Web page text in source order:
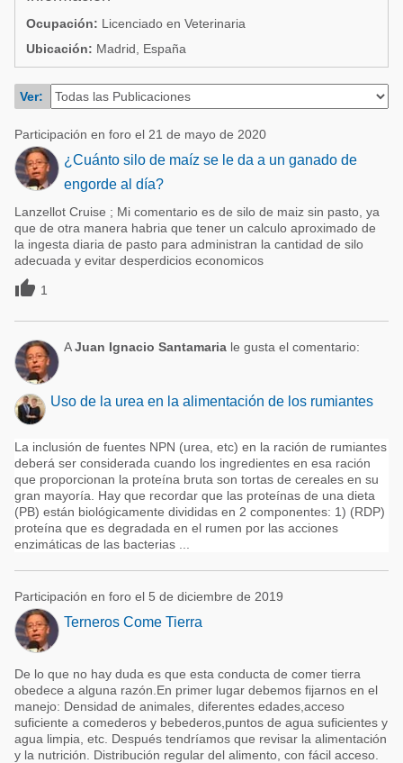
Micotoxinas
Avicultura
Porcicultura
Lechería
Balanceados - Piensos
Comunidades en portugués
Micotoxinas
Avicultura
Ganadería
Lechería
Ocupación: Licenciado en Veterinaria
Ubicación: Madrid, España
Ver:
Participación en foro el 21 de mayo de 2020
¿Cuánto silo de maíz se le da a un ganado de
engorde al día?
Lanzellot Cruise ; Mi comentario es de silo de maiz sin pasto, ya
que de otra manera habria que tener un calculo aproximado de
la ingesta diaria de pasto para administran la cantidad de silo
adecuada y evitar desperdicios economicos
 1
AJuan Ignacio Santamaria le gusta el comentario:
Uso de la urea en la alimentación de los rumiantes
La inclusión de fuentes NPN (urea, etc) en la ración de rumiantes
deberá ser considerada cuando los ingredientes en esa ración
que proporcionan la proteína bruta son tortas de cereales en su
gran mayoría. Hay que recordar que las proteínas de una dieta
(PB) están biológicamente divididas en 2 componentes: 1) (RDP)
proteína que es degradada en el rumen por las acciones
enzimáticas de las bacterias ...
Participación en foro el 5 de diciembre de 2019
Terneros Come Tierra
De lo que no hay duda es que esta conducta de comer tierra
obedece a alguna razón.En primer lugar debemos fijarnos en el
manejo: Densidad de animales, diferentes edades,acceso
suficiente a comederos y bebederos,puntos de agua suficientes y
agua limpia, etc. Después tendríamos que revisar la alimentación
y la nutrición. Distribución regular del alimento, con fácil acceso.